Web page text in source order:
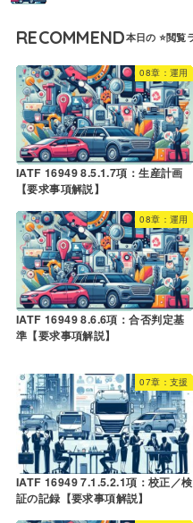
RECOMMEND
08章：運用
IATF 16949 8.5.1.7項：生産計画
【要求事項解説】
08章：運用
IATF 16949 8.6.6項：合否判定基
準【要求事項解説】
07章：支援
IATF 16949 7.1.5.2.1項：校正／検
証の記録【要求事項解説】